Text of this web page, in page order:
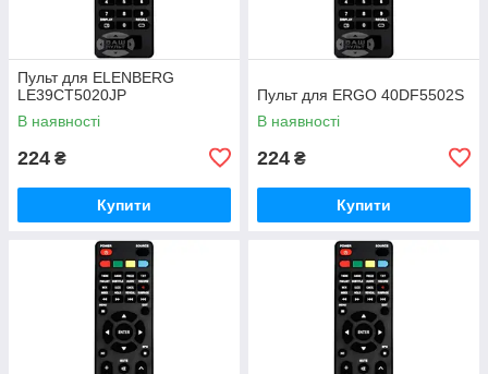
Пульт для ELENBERG
LE39CT5020JP
В наявності
224 ₴
Купити
Пульт для ERGO 40DF5502S
В наявності
224 ₴
Купити